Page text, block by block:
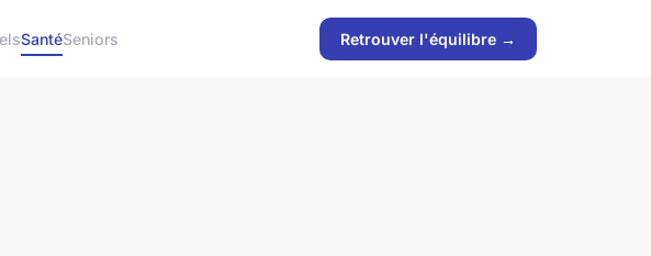
SantéSeniors Retrouver l'équilibre →